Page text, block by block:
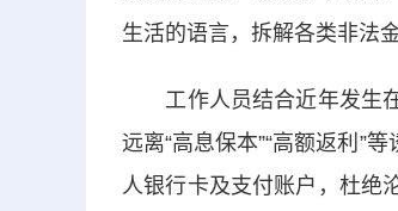
生活的语言，拆解各类非法
工作人员结合近年发生在
远离“高息保本”“高额返利”
人银行卡及支付账户，杜绝